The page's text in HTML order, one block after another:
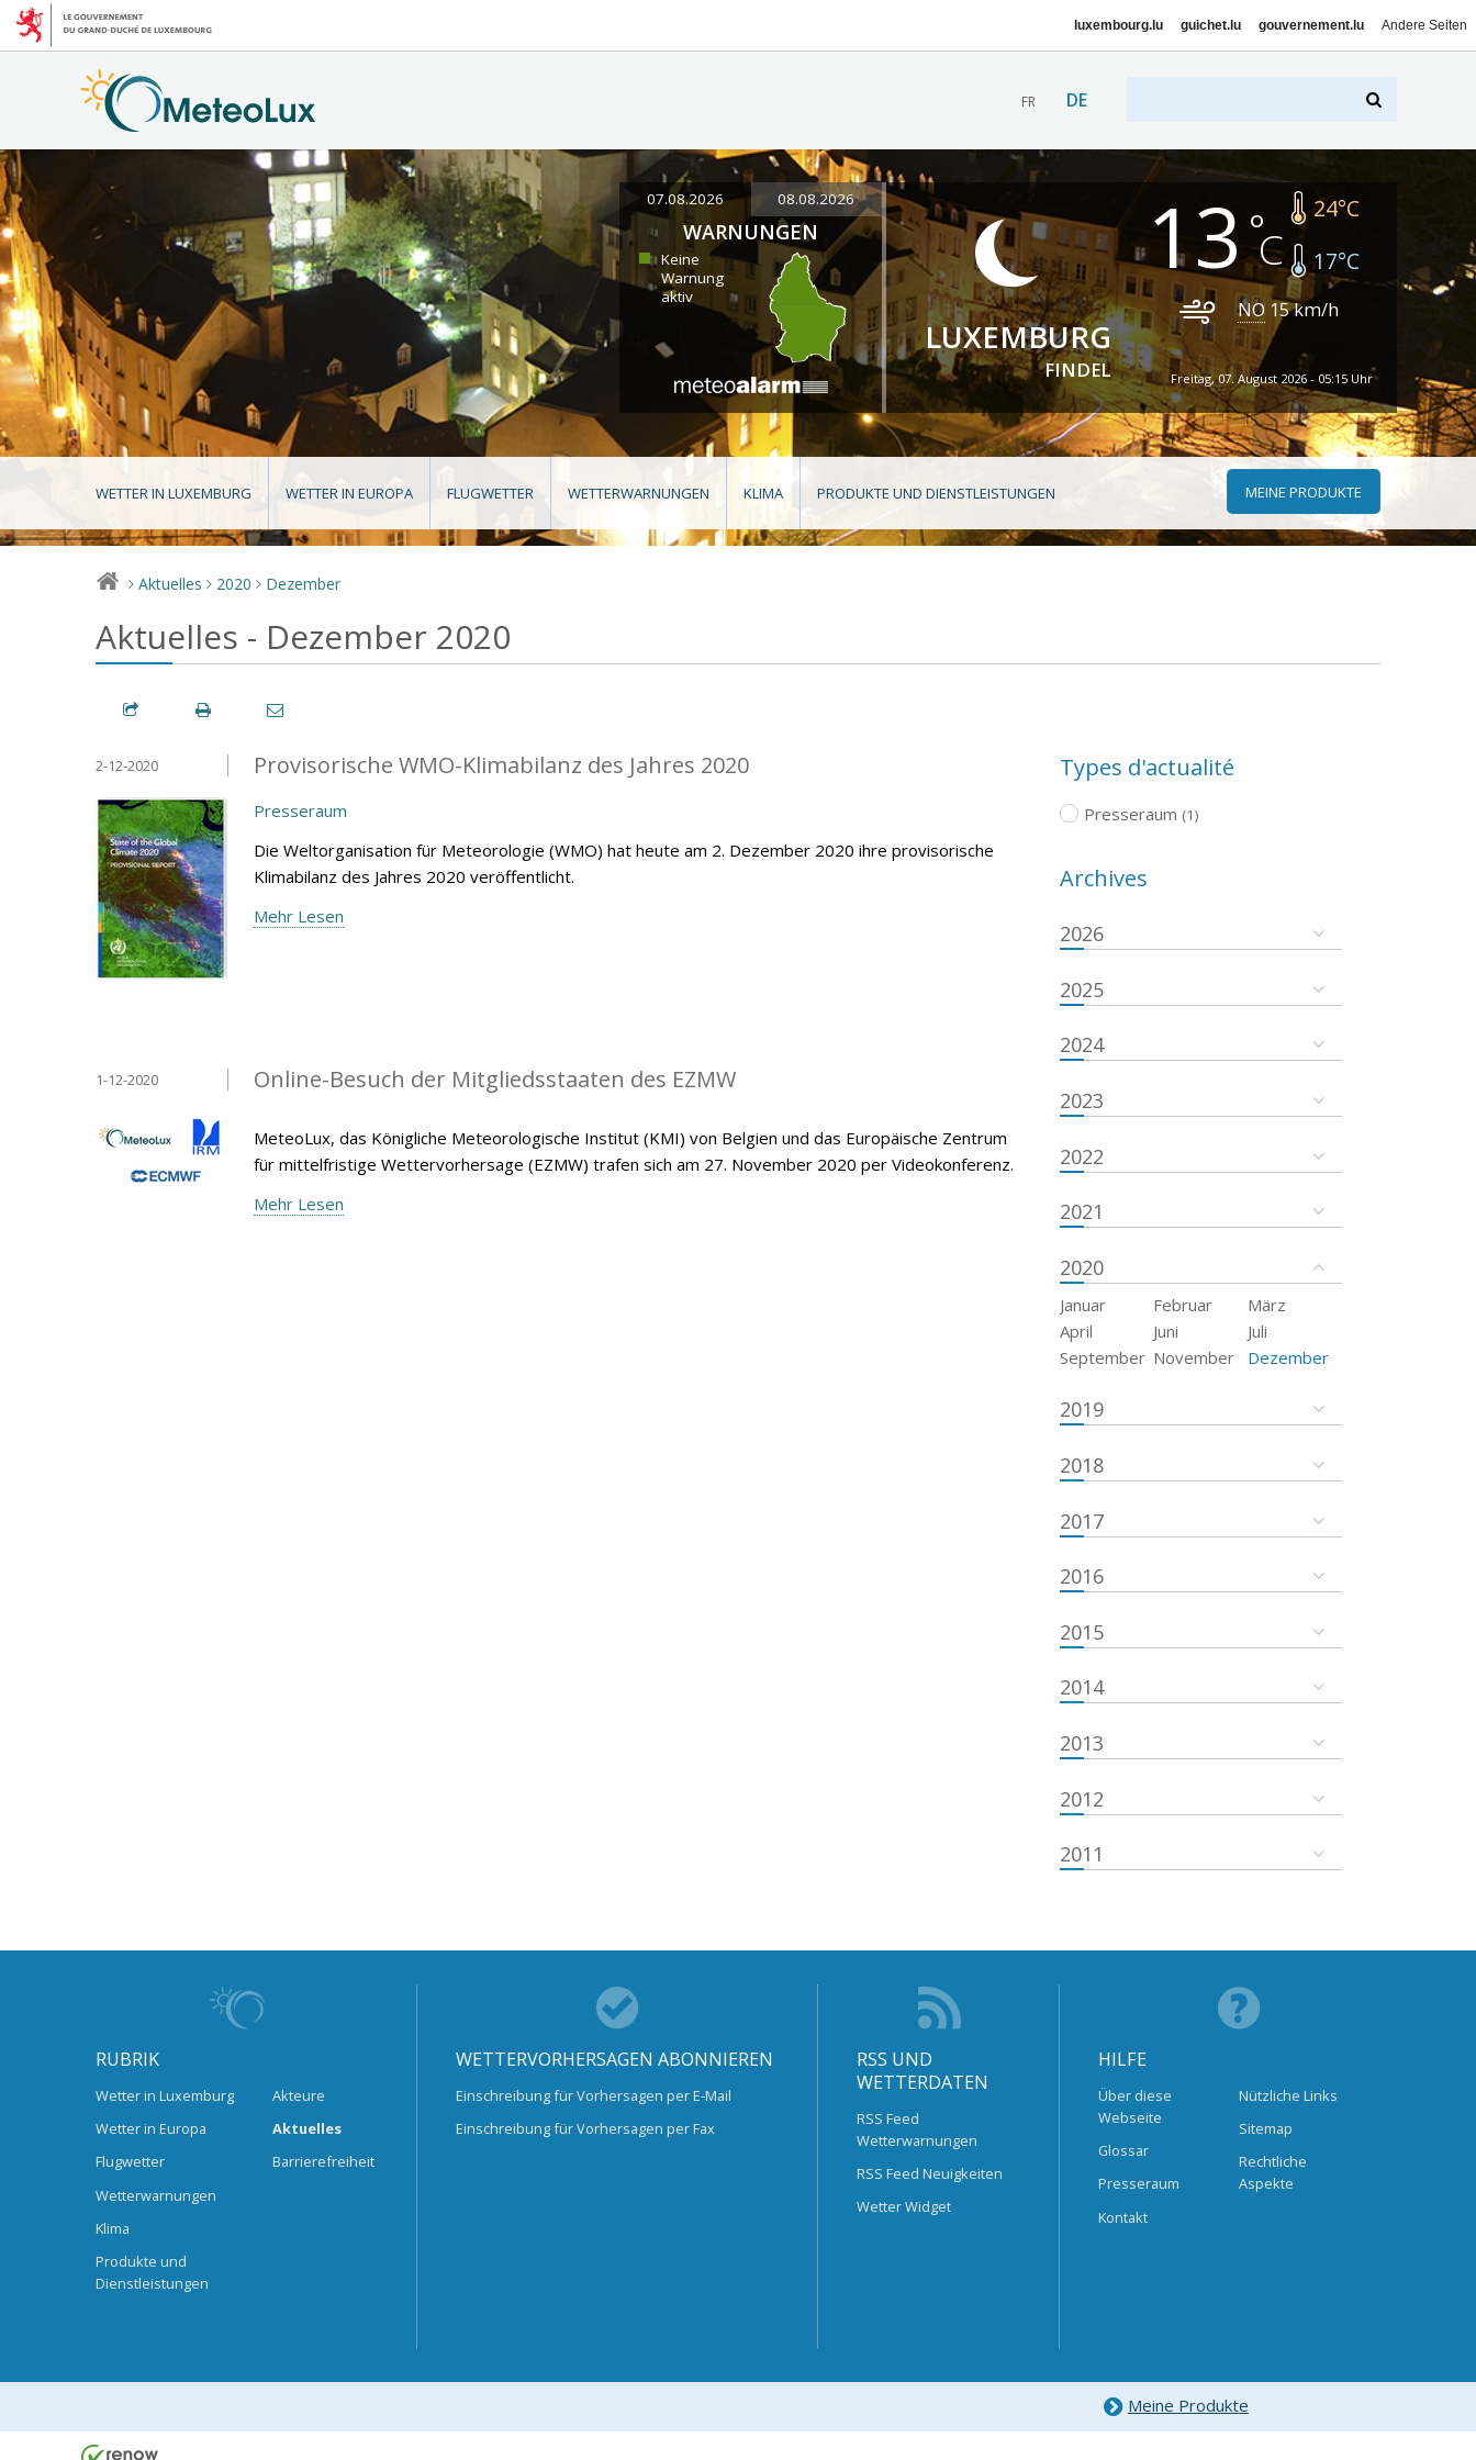
luxembourg.lu guichet.lu gouvernement.lu Andere Seiten
FR DE
07.08.2026 08.08.2026
WARNUNGEN
Keine
Warnung
aktiv
LUXEMBURG
FINDEL
13 24°C
17°C
NO 15km/h
Freitag, 07. August 2026 - 05:15 Uhr
WETTER IN LUXEMBURG WETTER IN EUROPA FLUGWETTER WETTERWARNUNGEN KLIMA PRODUKTE UND DIENSTLEISTUNGEN MEINE PRODUKTE
> Aktuelles > 2020 > Dezember
Aktuelles - Dezember 2020
Provisorische WMO-Klimabilanz des Jahres 2020
2-12-2020
Presseraum
Die Weltorganisation für Meteorologie (WMO) hat heute am 2. Dezember 2020 ihre provisorische
Klimabilanz des Jahres 2020 veröffentlicht.
Mehr Lesen
Online-Besuch der Mitgliedsstaaten des EZMW
1-12-2020
MeteoLux, das Königliche Meteorologische Institut (KMI) von Belgien und das Europäische Zentrum
für mittelfristige Wettervorhersage (EZMW) trafen sich am 27. November 2020 per Videokonferenz.
Mehr Lesen
Types d'actualité
Presseraum (1)
Archives
2026
2025
2024
2023
2022
2021
2020
Januar Februar
März
April
Juni
Juli
September November Dezember
2019
2018
2017
2016
2015
2014
2013
2012
2011
RUBRIK
Wetter in Luxemburg
Wetter in Europa
Flugwetter
Wetterwarnungen
Klima
Produkte und
Dienstleistungen
Akteure
Aktuelles
Barrierefreiheit
WETTERVORHERSAGEN ABONNIEREN
Einschreibung für Vorhersagen per E-Mail
Einschreibung für Vorhersagen per Fax
RSS UND
WETTERDATEN
RSS Feed
Wetterwarnungen
RSS Feed Neuigkeiten
Wetter Widget
HILFE
Über diese
Webseite
Glossar
Presseraum
Kontakt
Nützliche Links
Sitemap
Rechtliche
Aspekte
Meine Produkte